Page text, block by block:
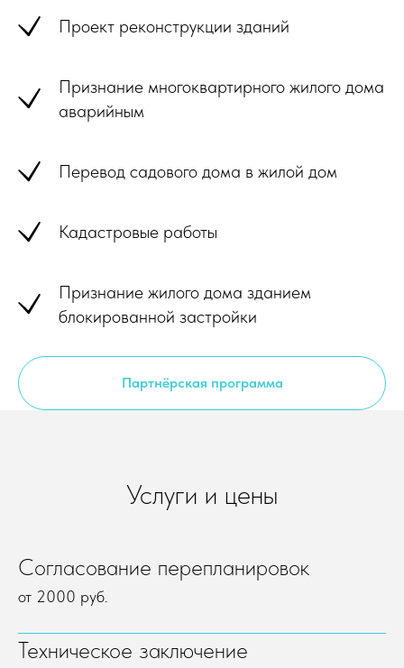
Проект реконструкции зданий
Признание многоквартирного жилого дома
аварийным
Перевод садового дома в жилой дом
Кадастровые работы
Признание жилого дома зданием
блокированной застройки
Партнёрская программа
Услуги и цены
Согласование перепланировок
от 2000 руб.
Техническое заключение